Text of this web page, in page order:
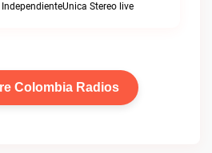
IndependienteUnica Stereo live
Colombia Radios